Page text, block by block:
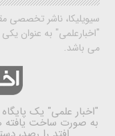
سیویلیکا، ناشر تخصصی
"اخبارعلمی" به عنوان
می باشد.
"اخبار علمی" یک
به صورت ساخت یافته